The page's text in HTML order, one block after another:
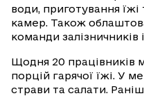
води, приготування
камер. Також
команди залізничників
Щодня 20 працівників
порцій гарячої їжі. У
страви та салати.